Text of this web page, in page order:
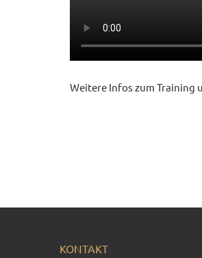
Weitere Infos zum Training
KONTAKT